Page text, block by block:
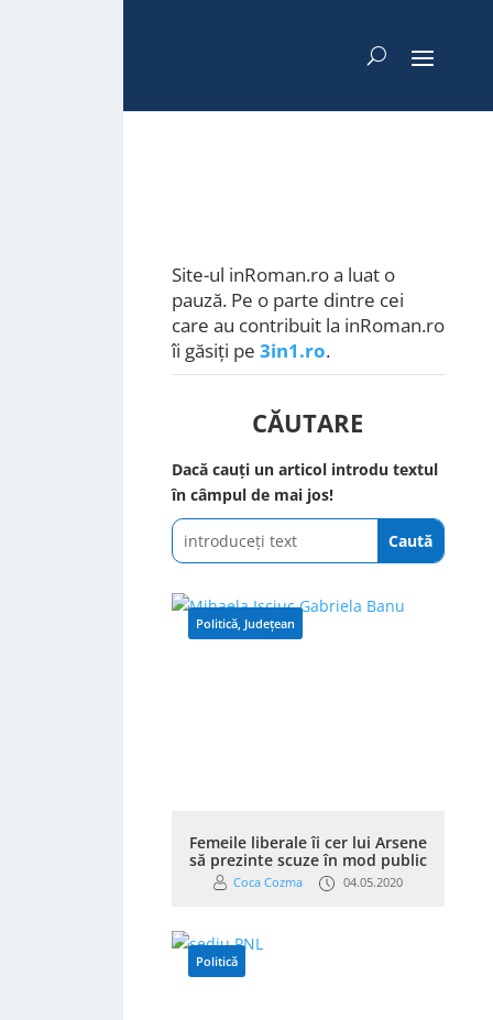
Site-ul inRoman.ro a luat o
pauză. Pe o parte dintre cei
care au contribuit la inRoman.ro
îi găsiți pe 3in1.ro.
CĂUTARE
Dacă cauți un articol introdu textul
în câmpul de mai jos!
Politică, Județean
Femeile liberale îi cer lui Arsene
să prezinte scuze în mod public
Coca Cozma 04.05.2020
Politică